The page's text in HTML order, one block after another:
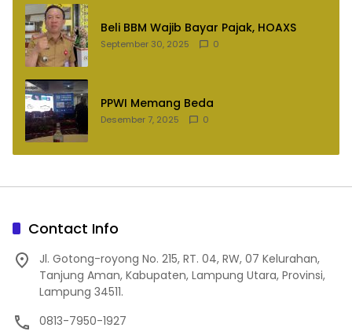
Beli BBM Wajib Bayar Pajak, HOAXS
September 30, 2025 0
PPWI Memang Beda
Desember 7, 2025 0
Contact Info
Jl. Gotong-royong No. 215, RT. 04, RW, 07 Kelurahan,
Tanjung Aman, Kabupaten, Lampung Utara, Provinsi,
Lampung 34511.
0813-7950-1927